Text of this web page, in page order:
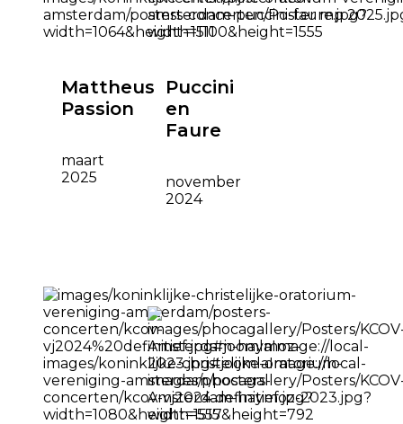
Mattheus
Passion
maart
2025
Puccini
en
Faure
november
2024